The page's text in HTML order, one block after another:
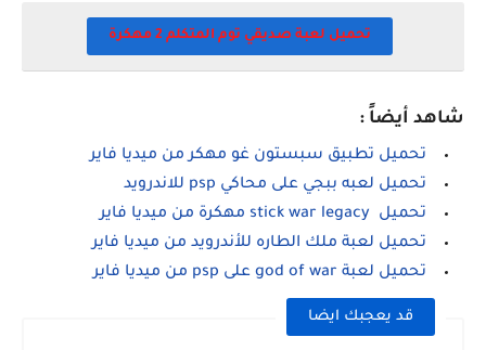
تحميل لعبة صديقي توم المتكلم 2 مهكرة
شاهد أيضاً :
تحميل تطبيق سبستون غو مهكر من ميديا فاير
تحميل لعبه ببجي على محاكي psp للاندرويد
تحميل stick war legacy مهكرة من ميديا فاير
تحميل لعبة ملك الطاره للأندرويد من ميديا فاير
تحميل لعبة god of war على psp من ميديا فاير
قد يعجبك ايضا